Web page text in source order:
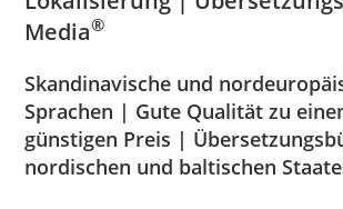
Media®
Skandinavische und
Sprachen | Gute Qualität zu
günstigen Preis |
nordischen und baltischen